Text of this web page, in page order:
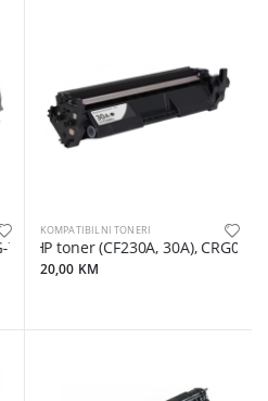
719H/C-EXV40, zamjenski
KOMPATIBILNI TONERI
HP toner (CF230A, 30A), CRG051,
20,00 KM